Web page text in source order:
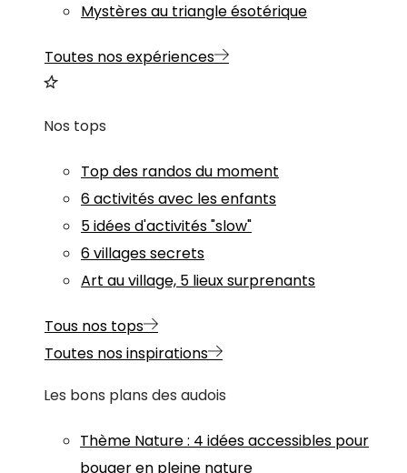
Mystères au triangle ésotérique
Toutes nos expériences
Nos tops
Top des randos du moment
6 activités avec les enfants
5 idées d'activités "slow"
6 villages secrets
Art au village, 5 lieux surprenants
Tous nos tops
Toutes nos inspirations
Les bons plans des audois
Thème Nature: 4 idées accessibles pour
bouger en pleine nature